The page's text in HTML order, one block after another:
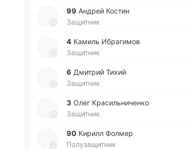
99 Андрей Костин
Защитник
4 Камиль Ибра­ги­мов
Защитник
6 Дми­трий Тихий
Защитник
3 Олег Кра­си­льни­че­нко
Защитник
90 Кирилл Фолмер
Полузащитник